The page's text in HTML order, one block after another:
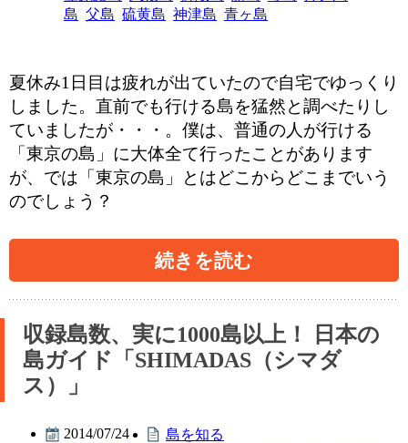
島 父島 硫黄島 神津島 青ヶ島
夏休み1日目は疲れが出ていたので自宅でゆっくり
しました。直前でも行ける島を猛然と調べたりし
ていましたが・・・。僕は、普通の人が行ける
「東京の島」に大体全て行ったことがあります
が、では「東京の島」とはどこからどこまでいう
のでしょう？
続きを読む
収録島数、実に1000島以上！ 日本の
島ガイド「SHIMADAS（シマダ
ス）」
2014/07/24
島を知る